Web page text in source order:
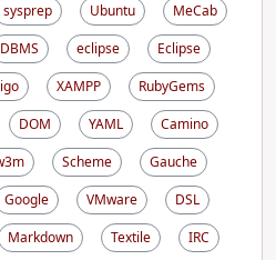
sysprep Ubuntu
MeCab
DBMS eclipse
Eclipse
XAMPP
RubyGems
DOM YAML
Camino
Scheme
Gauche
Google VMware
DSL
Markdown Textile
IRC